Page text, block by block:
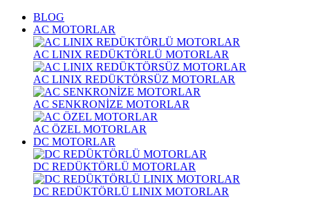
BLOG
AC MOTORLAR
AC LINIX REDÜKTÖRLÜ MOTORLAR
AC LINIX REDÜKTÖRSÜZ MOTORLAR
AC SENKRONİZE MOTORLAR
AC ÖZEL MOTORLAR
DC MOTORLAR
DC REDÜKTÖRLÜ MOTORLAR
DC REDÜKTÖRLÜ LINIX MOTORLAR